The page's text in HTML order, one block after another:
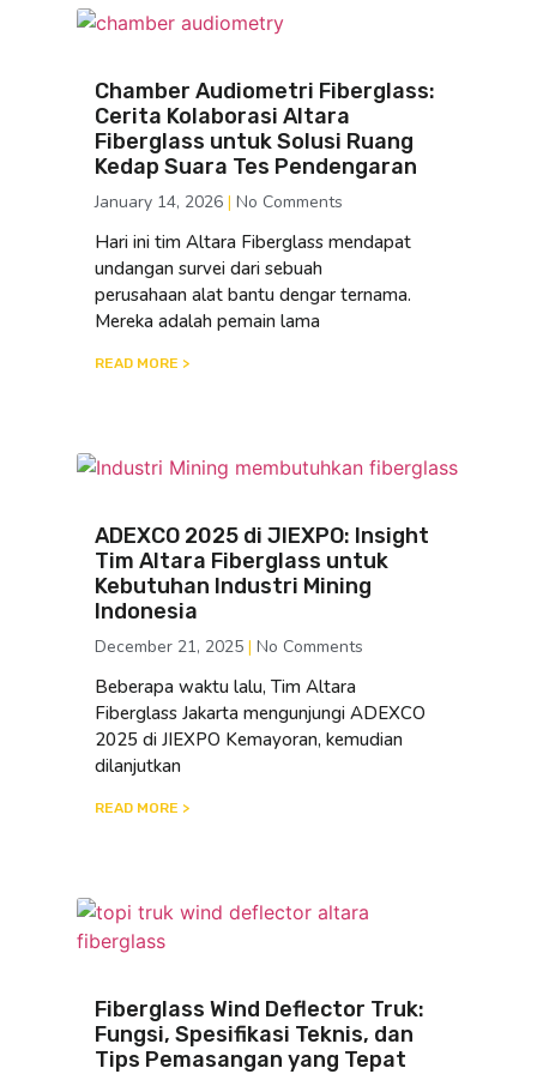
Chamber Audiometri Fiberglass:
Cerita Kolaborasi Altara
Fiberglass untuk Solusi Ruang
Kedap Suara Tes Pendengaran
January 14, 2026 No Comments
Hari ini tim Altara Fiberglass mendapat
undangan survei dari sebuah
perusahaan alat bantu dengar ternama.
Mereka adalah pemain lama
READ MORE >
ADEXCO 2025 di JIEXPO: Insight
Tim Altara Fiberglass untuk
Kebutuhan Industri Mining
Indonesia
December 21, 2025 No Comments
Beberapa waktu lalu, Tim Altara
Fiberglass Jakarta mengunjungi ADEXCO
2025 di JIEXPO Kemayoran, kemudian
dilanjutkan
READ MORE >
Fiberglass Wind Deflector Truk:
Fungsi, Spesifikasi Teknis, dan
Tips Pemasangan yang Tepat